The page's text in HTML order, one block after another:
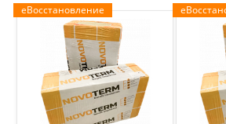
еВосстановление